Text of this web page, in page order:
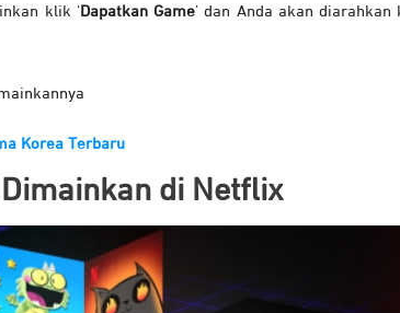
klik ‘Dapatkan Game’ dan Anda akan diarahkan
Korea Terbaru
di Netflix